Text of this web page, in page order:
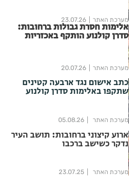
מערכת האתר 23.07.26
אלימות חסרת גבולות ברחובות:
סדרן קולנוע הותקף באכזריות
מערכת האתר 20.07.26
כתב אישום נגד ארבעה קטינים
שתקפו באלימות סדרן קולנוע
מערכת האתר 05.08.26
ארוע קיצוני ברחובות: תושב העיר
נדקר כשישב ברכבו
מערכת האתר 23.07.25